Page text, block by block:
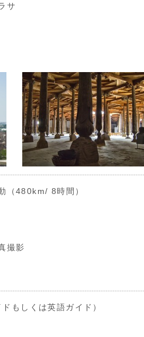
サ
（480km/ 8時間）
撮影
もしくは英語ガイド）